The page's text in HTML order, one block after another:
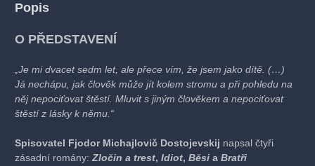
Popis
O PŘEDSTAVENÍ
„Je mi dvacet sedm let, ale přece vím, že jsem jako dítě. (…)
Já nechápu, jak člověk může jít kolem stromu a při pohledu na
něj nepociťovat štěstí. Mluvit s jiným člověkem a nepociťovat
štěstí z lásky k němu.“
Spisovatel Fjodor Michajlovič Dostojevskij napsal čtyři
zásadní romány:Zločin a trest, Idiot, Běsi a Bratři